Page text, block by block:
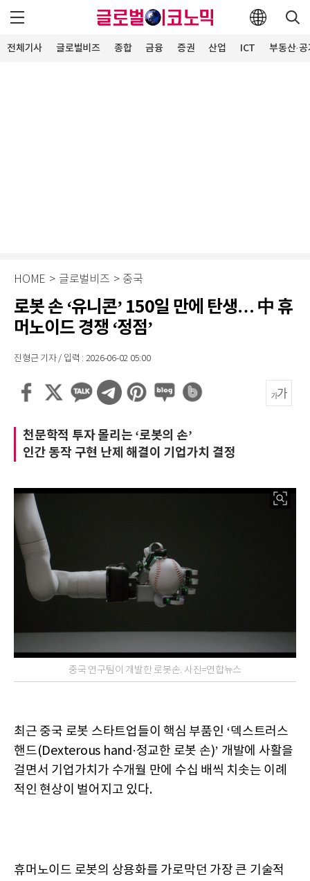
전체기사 글로벌비즈 종합 금융 증권 산업 ICT 부동산·
HOME > 글로벌비즈 > 중국
로봇 손 ‘유니콘’ 150일 만에 탄생… 中 휴
머노이드 경쟁 ‘정점’
진형근 기자 / 입력 : 2026-06-02 05:00
천문학적 투자 몰리는 ‘로봇의 손’
인간 동작 구현 난제 해결이 기업가치 결정
중국 연구팀이 개발한 로봇손. 사진=연합뉴스
최근 중국 로봇 스타트업들이 핵심 부품인 ‘덱스트러스
핸드(Dexterous hand·정교한 로봇 손)’ 개발에 사활을
걸면서 기업가치가 수개월 만에 수십 배씩 치솟는 이례
적인 현상이 벌어지고 있다.
휴머노이드 로봇의 상용화를 가로막던 가장 큰 기술적